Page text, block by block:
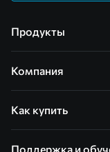
Продукты
Компания
Как купить
Поддержка и